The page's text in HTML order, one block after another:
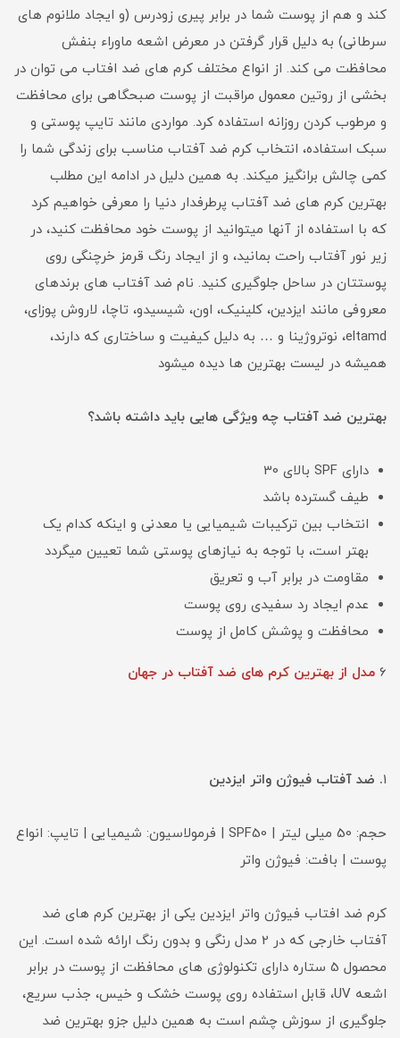
کند و هم از پوست شما در برابر پیری زودرس (و ایجاد ملانوم های
سرطانی) به دلیل قرار گرفتن در معرض اشعه ماوراء بنفش
محافظت می کند. از انواع مختلف کرم های ضد افتاب می توان در
بخشی از روتین معمول مراقبت از پوست صبحگاهی برای محافظت
و مرطوب کردن روزانه استفاده کرد. مواردی مانند تایپ پوستی و
سبک استفاده، انتخاب کرم ضد آفتاب مناسب برای زندگی شما را
کمی چالش برانگیز میکند. به همین دلیل در ادامه این مطلب
بهترین کرم های ضد آفتاب پرطرفدار دنیا را معرفی خواهیم کرد
که با استفاده از آنها میتوانید از پوست خود محافظت کنید، در
زیر نور آفتاب راحت بمانید، و از ایجاد رنگ قرمز خرچنگی روی
پوستتان در ساحل جلوگیری کنید. نام ضد آفتاب های برندهای
معروفی مانند ایزدین، کلینیک، اون، شیسیدو، تاچا، لاروش پوزای،
eltamd، نوتروژینا و … به دلیل کیفیت و ساختاری که دارند،
همیشه در لیست بهترین ها دیده میشود
بهترین ضد آفتاب چه ویژگی هایی باید داشته باشد؟
دارای SPF بالای 30
طیف گسترده باشد
انتخاب بین ترکیبات شیمیایی یا معدنی و اینکه کدام یک
بهتر است، با توجه به نیازهای پوستی شما تعیین میگردد
مقاومت در برابر آب و تعریق
عدم ایجاد رد سفیدی روی پوست
محافظت و پوشش کامل از پوست
6 مدل از بهترین کرم های ضد آفتاب در جهان
1. ضد آفتاب فیوژن واتر ایزدین
حجم: 50 میلی لیتر | SPF50 | فرمولاسیون: شیمیایی | تایپ: انواع
پوست | بافت: فیوژن واتر
کرم ضد افتاب فیوژن واتر ایزدین یکی از بهترین کرم های ضد
آفتاب خارجی که در 2 مدل رنگی و بدون رنگ ارائه شده است. این
محصول 5 ستاره دارای تکنولوژی های محافظت از پوست در برابر
اشعه UV، قابل استفاده روی پوست خشک و خیس، جذب سریع،
جلوگیری از سوزش چشم است به همین دلیل جزو بهترین ضد